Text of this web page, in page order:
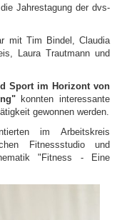
Jahrestagung der dvs-
mit Tim Bindel, Claudia
Laura Trautmann und
Sport im Horizont von
konnten interessante
gewonnen werden.
im Arbeitskreis
Fitnessstudio und
"Fitness - Eine